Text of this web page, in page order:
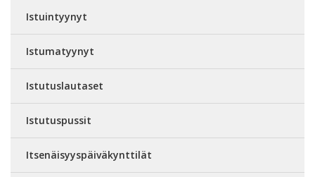
Istuintyynyt
Istumatyynyt
Istutuslautaset
Istutuspussit
Itsenäisyyspäiväkynttilät